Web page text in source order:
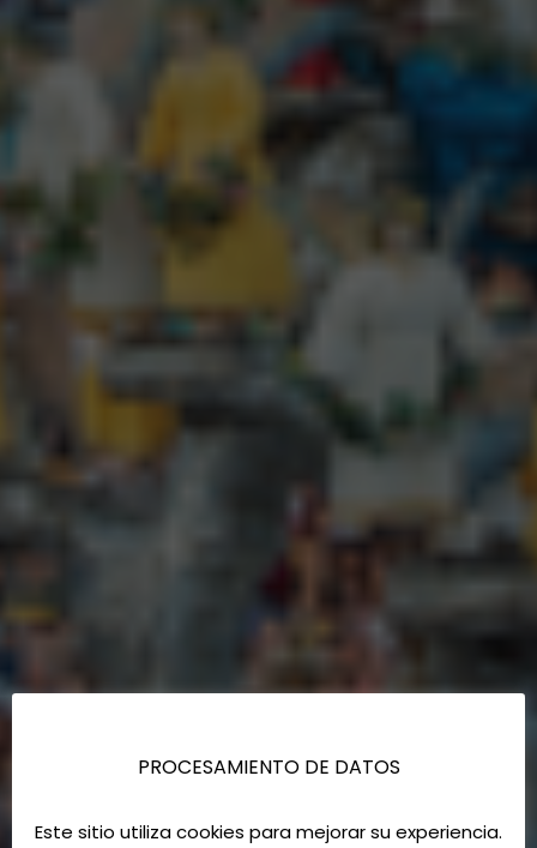
PROCESAMIENTO DE DATOS
Este sitio utiliza cookies para mejorar su experiencia.